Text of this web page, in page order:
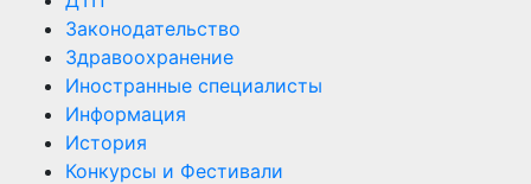
Законодательство
Здравоохранение
Иностранные специалисты
Информация
История
Конкурсы и Фестивали